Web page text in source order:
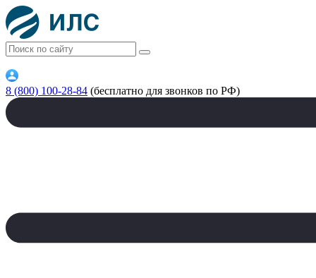
8 (800) 100-28-84 (бесплатно для звонков по РФ)